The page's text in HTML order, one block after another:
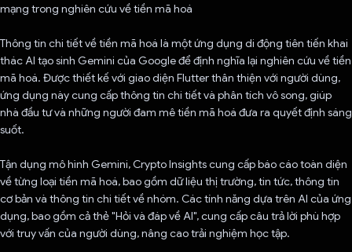
mạng trong nghiên cứu về tiền mã hoá
Thông tin chi tiết về tiền mã hoá là một ứng dụng di động tiên tiến khai
thác AI tạo sinh Gemini của Google để định nghĩa lại nghiên cứu về tiền
mã hoá. Được thiết kế với giao diện Flutter thân thiện với người dùng,
ứng dụng này cung cấp thông tin chi tiết và phân tích vô song, giúp
nhà đầu tư và những người đam mê tiền mã hoá đưa ra quyết định sáng
suốt.
Tận dụng mô hình Gemini, Crypto Insights cung cấp báo cáo toàn diện
về từng loại tiền mã hoá, bao gồm dữ liệu thị trường, tin tức, thông tin
cơ bản và thông tin chi tiết về nhóm. Các tính năng dựa trên AI của ứng
dụng, bao gồm cả thẻ "Hỏi và đáp về AI", cung cấp câu trả lời phù hợp
với truy vấn của người dùng, nâng cao trải nghiệm học tập.